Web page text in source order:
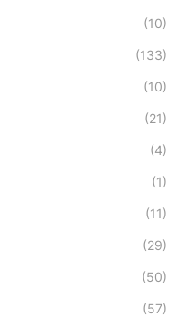
(10)
(133)
(10)
(21)
(4)
(1)
(11)
(29)
(50)
(57)